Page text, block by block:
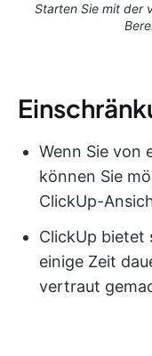
Starten Sie mit der
Wenn Sie von
können Sie
ClickUp-
ClickUp bietet
einige Zeit
vertraut